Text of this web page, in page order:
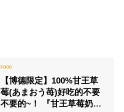
【博德限定】100%甘王草
莓(あまおう苺)好吃的不要
不要的~！ 『甘王草莓奶